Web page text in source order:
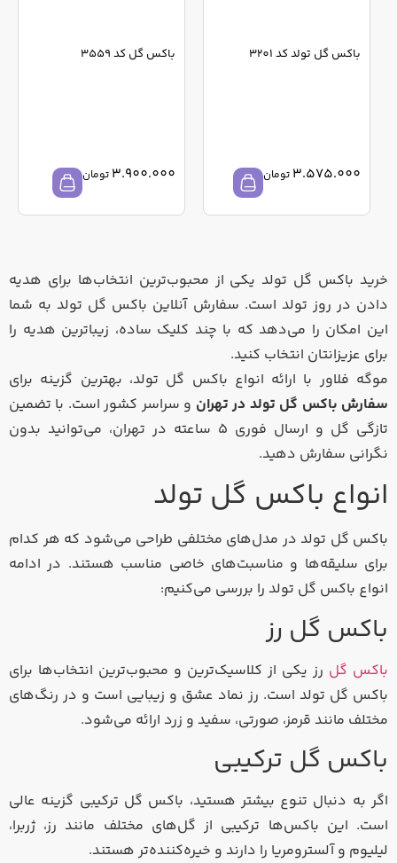
باکس گل تولد کد 3201
3.575.000 تومان
باکس گل کد 3559
3.900.000 تومان
خرید باکس گل تولد یکی از محبوب‌ترین انتخاب‌ها برای هدیه
دادن در روز تولد است. سفارش آنلاین باکس گل تولد به شما
این امکان را می‌دهد که با چند کلیک ساده، زیباترین هدیه را
برای عزیزانتان انتخاب کنید.
موگه فلاور با ارائه انواع باکس گل تولد، بهترین گزینه برای
سفارش باکس گل تولد در تهران و سراسر کشور است. با تضمین
تازگی گل و ارسال فوری ۵ ساعته در تهران، می‌توانید بدون
نگرانی سفارش دهید.
انواع باکس گل تولد
باکس گل تولد در مدل‌های مختلفی طراحی می‌شود که هر کدام
برای سلیقه‌ها و مناسبت‌های خاصی مناسب هستند. در ادامه
انواع باکس گل تولد را بررسی می‌کنیم:
باکس گل رز
باکس گل رز یکی از کلاسیک‌ترین و محبوب‌ترین انتخاب‌ها برای
باکس گل تولد است. رز نماد عشق و زیبایی است و در رنگ‌های
مختلف مانند قرمز، صورتی، سفید و زرد ارائه می‌شود.
باکس گل ترکیبی
اگر به دنبال تنوع بیشتر هستید، باکس گل ترکیبی گزینه عالی
است. این باکس‌ها ترکیبی از گل‌های مختلف مانند رز، ژربرا،
لیلیوم و آلسترومریا را دارند و خیره‌کننده‌تر هستند.